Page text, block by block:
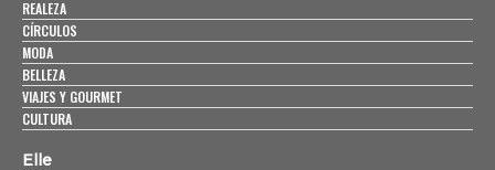
REALEZA
CÍRCULOS
MODA
BELLEZA
VIAJES Y GOURMET
CULTURA
Elle